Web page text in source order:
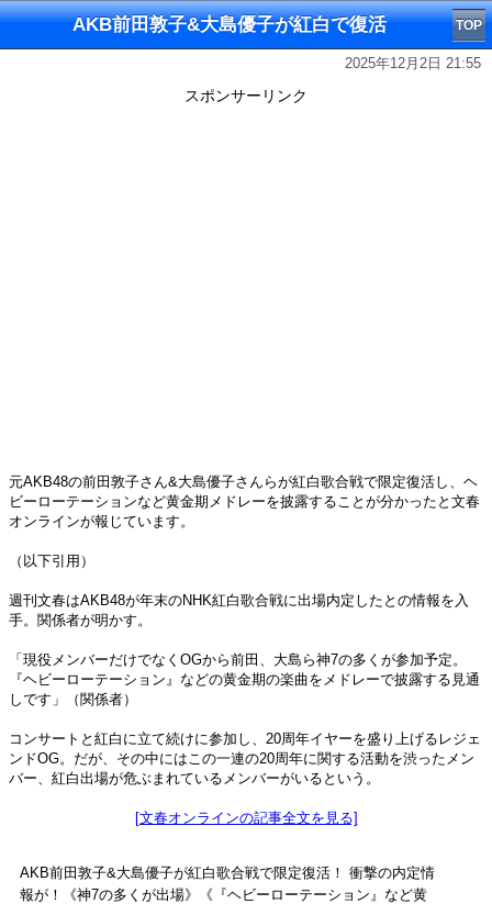
AKB前田敦子&大島優子が紅白で復活 TOP
2025年12月2日 21:55
スポンサーリンク
元AKB48の前田敦子さん&大島優子さんらが紅白歌合戦で限定復活し、ヘ
ビーローテーションなど黄金期メドレーを披露することが分かったと文春
オンラインが報じています。
（以下引用）
週刊文春はAKB48が年末のNHK紅白歌合戦に出場内定したとの情報を入
手。関係者が明かす。
「現役メンバーだけでなくOGから前田、大島ら神7の多くが参加予定。
『ヘビーローテーション』などの黄金期の楽曲をメドレーで披露する見通
しです」（関係者）
コンサートと紅白に立て続けに参加し、20周年イヤーを盛り上げるレジェ
ンドOG。だが、その中にはこの一連の20周年に関する活動を渋ったメン
バー、紅白出場が危ぶまれているメンバーがいるという。
[文春オンラインの記事全文を見る]
AKB前田敦子&大島優子が紅白歌合戦で限定復活！ 衝撃の内定情
報が！《神7の多くが出場》《『ヘビーローテーション』など黄